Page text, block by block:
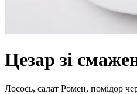
Цезар зі
Лосось, салат Ромен, помідор